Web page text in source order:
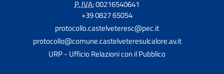
P. IVA:00216540641
+39 0827 65054
protocollo.castelveteresc@pec.it
protocollo@comune.castelveteresulcalore.av.it
URP - Ufficio Relazioni con il Pubblico